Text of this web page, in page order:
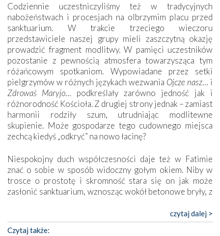
Codziennie uczestniczyliśmy też w tradycyjnych
nabożeństwach i procesjach na olbrzymim placu przed
sanktuarium. W trakcie trzeciego wieczoru
przedstawiciele naszej grupy mieli zaszczytną okazję
prowadzić fragment modlitwy. W pamięci uczestników
pozostanie z pewnością atmosfera towarzysząca tym
różańcowym spotkaniom. Wypowiadane przez setki
pielgrzymów w różnych językach wezwania Ojcze nasz… i
Zdrowaś Maryjo… podkreślały zarówno jedność jak i
różnorodność Kościoła. Z drugiej strony jednak – zamiast
harmonii rodziły szum, utrudniając modlitewne
skupienie. Może gospodarze tego cudownego miejsca
zechcą kiedyś „odkryć” na nowo łacinę?
Niespokojny duch współczesności daje też w Fatimie
znać o sobie w sposób widoczny gołym okiem. Niby w
trosce o prostotę i skromność stara się on jak może
zasłonić sanktuarium, wznosząc wokół betonowe bryły, z
katolickiego kultu. Tylko co wspólnego z żywą,
autentyczną wiarą mogą mieć płaskie, szare bunkry albo
czytaj dalej >
Czytaj także: